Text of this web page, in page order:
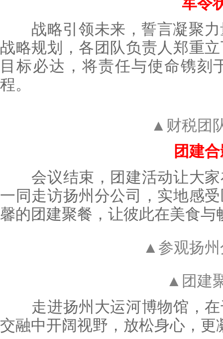
战略引领未来，誓言凝聚力
战略规划，各团队负责人郑重
目标必达，将责任与使命镌刻
程。